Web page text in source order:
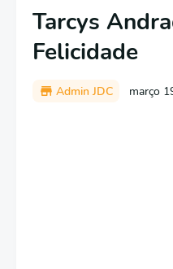
Tarcys
Felicidade
Admin JDC março